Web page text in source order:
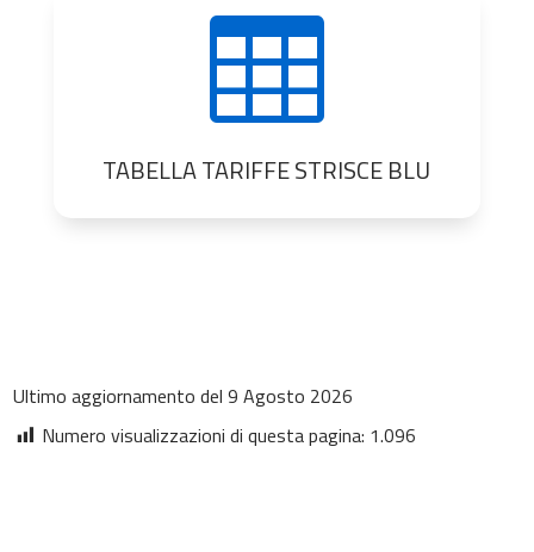

TABELLA TARIFFE STRISCE BLU
Ultimo aggiornamento del 9 Agosto 2026
Numero visualizzazioni di questa pagina: 1.096